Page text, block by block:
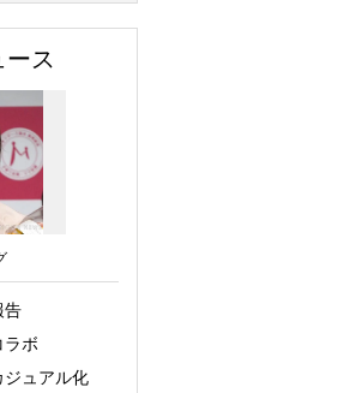
ス
告
ラボ
ジュアル化